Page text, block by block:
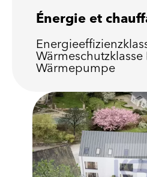
Énergie et
Wärmeschutzklasse
Wärmepumpe